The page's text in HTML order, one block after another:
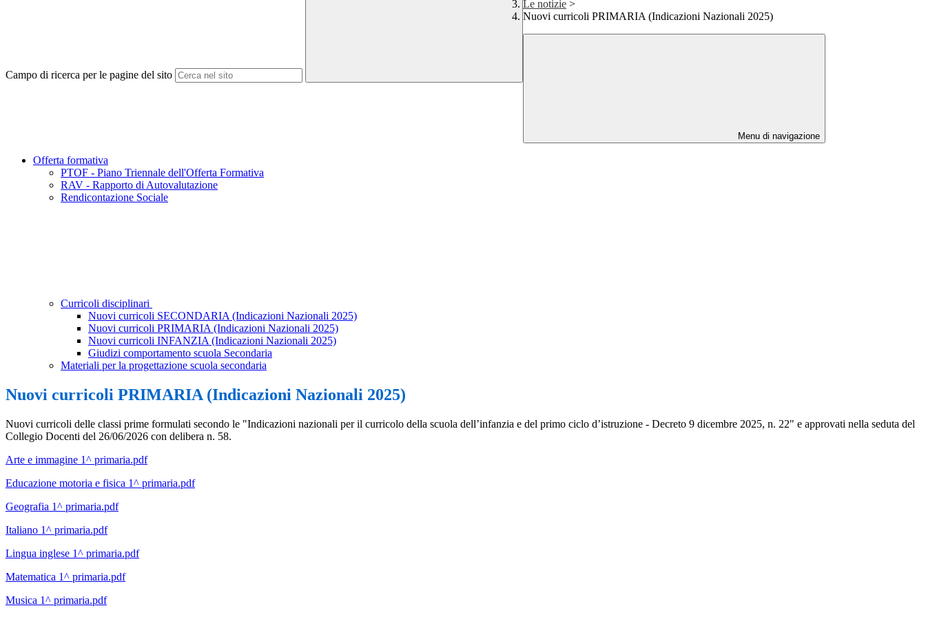
Campo di ricerca per le pagine del sito
Le notizie >
Nuovi curricoli PRIMARIA (Indicazioni Nazionali 2025)
Menu di navigazione
Offerta formativa
PTOF - Piano Triennale dell'Offerta Formativa
RAV - Rapporto di Autovalutazione
Rendicontazione Sociale
Curricoli disciplinari
Nuovi curricoli SECONDARIA (Indicazioni Nazionali 2025)
Nuovi curricoli PRIMARIA (Indicazioni Nazionali 2025)
Nuovi curricoli INFANZIA (Indicazioni Nazionali 2025)
Giudizi comportamento scuola Secondaria
Materiali per la progettazione scuola secondaria
Nuovi curricoli PRIMARIA (Indicazioni Nazionali 2025)
Nuovi curricoli delle classi prime formulati secondo le "Indicazioni nazionali per il curricolo della scuola dell’infanzia e del primo ciclo d’istruzione - Decreto 9 dicembre 2025, n. 22" e approvati nella seduta del
Collegio Docenti del 26/06/2026 con delibera n. 58.
Arte e immagine 1^ primaria.pdf
Educazione motoria e fisica 1^ primaria.pdf
Geografia 1^ primaria.pdf
Italiano 1^ primaria.pdf
Lingua inglese 1^ primaria.pdf
Matematica 1^ primaria.pdf
Musica 1^ primaria.pdf